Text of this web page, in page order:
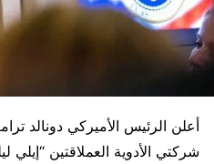
أعلن الرئيس الأميركي دونالد
شركتي الأدوية العملاقتين